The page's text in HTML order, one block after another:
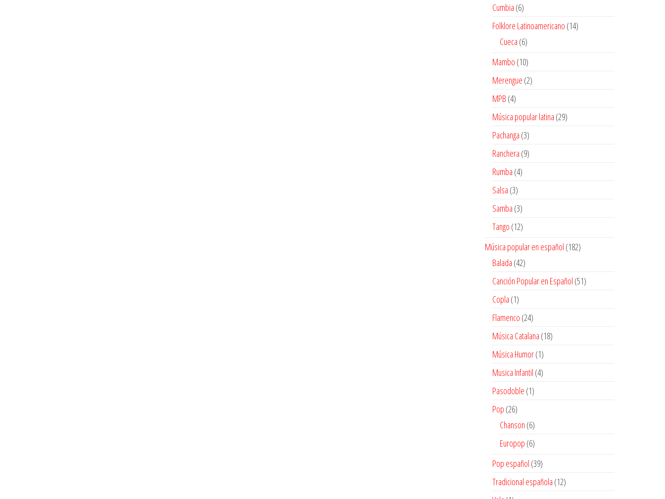
Cumbia 66
productos
Folklore Latinoamericano 1414
Cueca 66
Mambo 1010
productos
Merengue 22
MPB 44
productos
Música popular latina 2929
Pachanga 33
productos
Ranchera 99
Rumba 44
Salsa 33
productos
Samba 33
productos
Tango 1212
Música popular en español 182182
Balada 4242
productos
Canción Popular en Español 5151
Copla 11
producto
Flamenco 2424
productos
Música Catalana 1818
Música Humor 11
producto
Musica Infantil 44
Pasodoble 11
Pop 2626
productos
Chanson 66
productos
Europop 66
Pop español 3939
productos
Tradicional española 1212